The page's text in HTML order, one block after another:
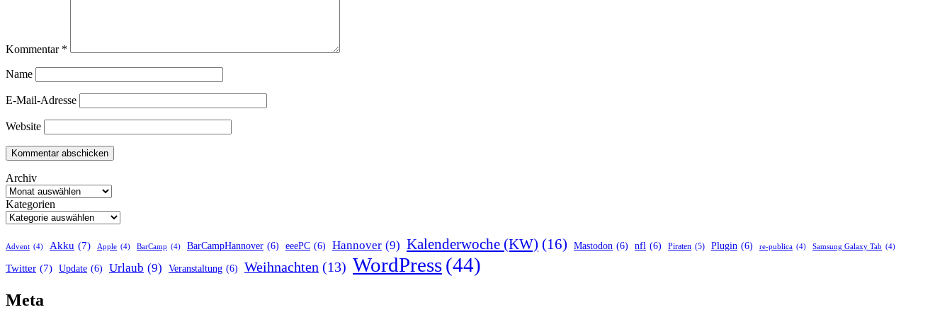
Kommentar *
Name
E-Mail-Adresse
Website
Archiv
Kategorien
Advent (4) Akku (7) Apple (4) BarCamp (4) BarCampHannover (6) eeePC (6) Hannover (9) Kalenderwoche (KW) (16) Mastodon (6) nfl (6) Piraten (5) Plugin (6) re-publica (4) Samsung Galaxy Tab (4)
Twitter (7) Update (6) Urlaub (9) Veranstaltung (6) Weihnachten (13) WordPress(44)
Meta